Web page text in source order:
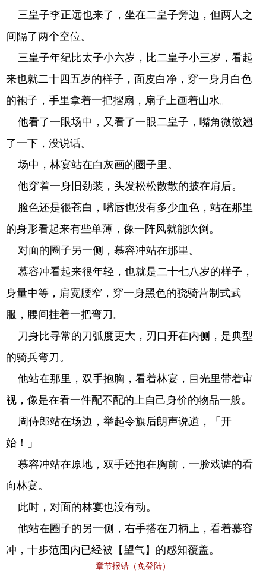
三皇子李正远也来了，坐在二皇子旁边，但两人之
间隔了两个空位。
三皇子年纪比太子小六岁，比二皇子小三岁，看起
来也就二十四五岁的样子，面皮白净，穿一身月白色
的袍子，手里拿着一把摺扇，扇子上画着山水。
他看了一眼场中，又看了一眼二皇子，嘴角微微翘
了一下，没说话。
场中，林宴站在白灰画的圈子里。
他穿着一身旧劲装，头发松松散散的披在肩后。
脸色还是很苍白，嘴唇也没有多少血色，站在那里
的身形看起来有些单薄，像一阵风就能吹倒。
对面的圈子另一侧，慕容冲站在那里。
慕容冲看起来很年轻，也就是二十七八岁的样子，
身量中等，肩宽腰窄，穿一身黑色的骁骑营制式武
服，腰间挂着一把弯刀。
刀身比寻常的刀弧度更大，刃口开在内侧，是典型
的骑兵弯刀。
他站在那里，双手抱胸，看着林宴，目光里带着审
视，像是在看一件配不配的上自己身价的物品一般。
周侍郎站在场边，举起令旗后朗声说道，「开
始！」
慕容冲站在原地，双手还抱在胸前，一脸戏谑的看
向林宴。
此时，对面的林宴也没有动。
他站在圈子的另一侧，右手搭在刀柄上，看着慕容
冲，十步范围内已经被【望气】的感知覆盖。
章节报错（免登陆）